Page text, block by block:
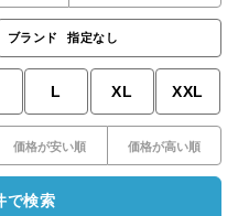
ブランド 指定なし
L XL XXL
価格が安い順 価格が高い順
で検索